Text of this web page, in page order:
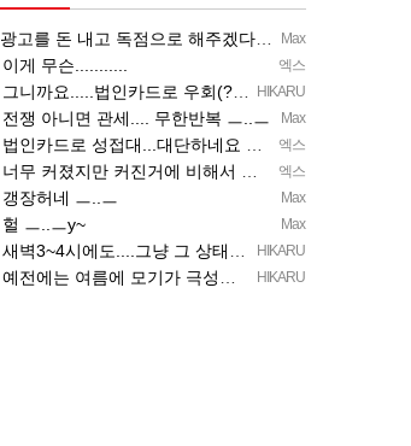
Max
광고를 돈 내고 독점으로 해주겠다는 곳이 있을정도인거 보면 어마어마한 게임은 맞는듯 ㅡ..ㅡ... 여태까지 …
엑스
이게 무슨...........
HIKARU
그니까요.....법인카드로 우회(?)한 것도 아니고, 대놓고...ㅋ ㅋ)
Max
전쟁 아니면 관세.... 무한반복 ㅡ..ㅡ
엑스
법인카드로 성접대...대단하네요 ㅋㅋㅋㅋ
엑스
너무 커졌지만 커진거에 비해서 대작들이 너무 줄었죠.........
Max
갱장허네 ㅡ..ㅡ
Max
헐 ㅡ..ㅡy~
HIKARU
새벽3~4시에도....그냥 그 상태예요...최근 1주일은....
HIKARU
예전에는 여름에 모기가 극성이었는데, 여름에는 안나오는 것 같은.....ㅎ ㅎ)